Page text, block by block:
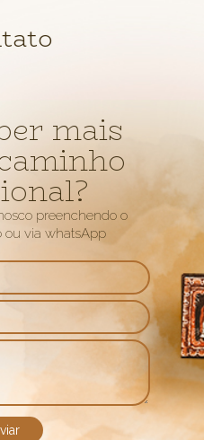
mais
preenchendo o
ou via whatsApp